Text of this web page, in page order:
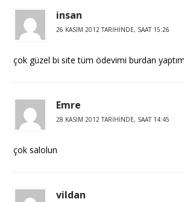
insan
26 KASIM 2012 TARIHINDE, SAAT 15:26
çok güzel bi site tüm ödevimi burdan
Emre
28 KASIM 2012 TARIHINDE, SAAT 14:45
çok salolun
vildan